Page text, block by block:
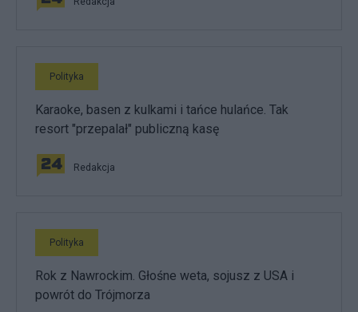
Polityka
Karaoke, basen z kulkami i tańce hulańce. Tak
resort "przepalał" publiczną kasę
Redakcja
Polityka
Rok z Nawrockim. Głośne weta, sojusz z USA i
powrót do Trójmorza